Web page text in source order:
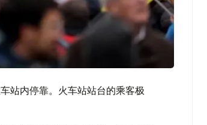
站内停靠。火车站站台的乘客极